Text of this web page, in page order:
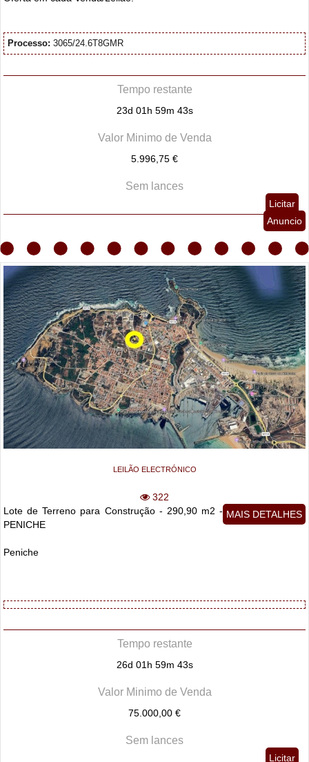
Processo: 3065/24.6T8GMR
Tempo restante
23d 01h 59m 42s
Valor Minimo de Venda
5.996,75 €
Sem lances
Licitar
Anuncio
LEILÃO ELECTRÓNICO
322
MAIS DETALHES
Lote de Terreno para Construção - 290,90 m2 -
PENICHE
Peniche
Tempo restante
26d 01h 59m 42s
Valor Minimo de Venda
75.000,00 €
Sem lances
Licitar